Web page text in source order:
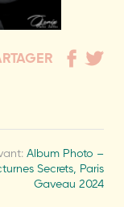
Album Photo –
Secrets, Paris
Gaveau 2024